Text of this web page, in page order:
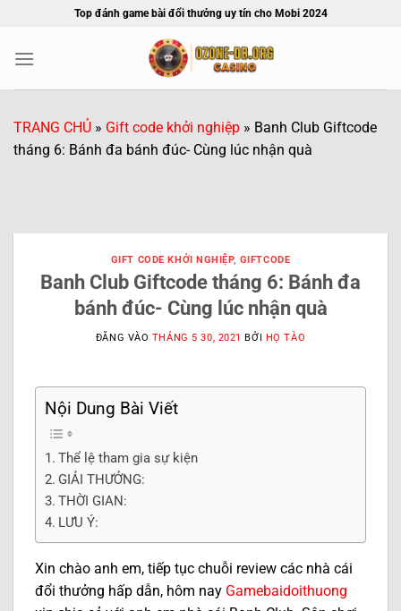
nội
Top đánh game bài đổi thưởng uy tín cho Mobi 2024
TRANG CHỦ » Gift code khởi nghiệp » Banh Club Giftcode
tháng 6: Bánh đa bánh đúc- Cùng lúc nhận quà
GIFT CODE KHỞI NGHIỆP, GIFTCODE
Banh Club Giftcode tháng 6: Bánh đa
bánh đúc- Cùng lúc nhận quà
ĐĂNG VÀO THÁNG 5 30, 2021 BỞI HỌ TÀO
Nội Dung Bài Viết
Thể lệ tham gia sự kiện
GIẢI THƯỞNG:
THỜI GIAN:
LƯU Ý:
Xin chào anh em, tiếp tục chuỗi review các nhà cái
đổi thưởng hấp dẫn, hôm nay Gamebaidoithuong